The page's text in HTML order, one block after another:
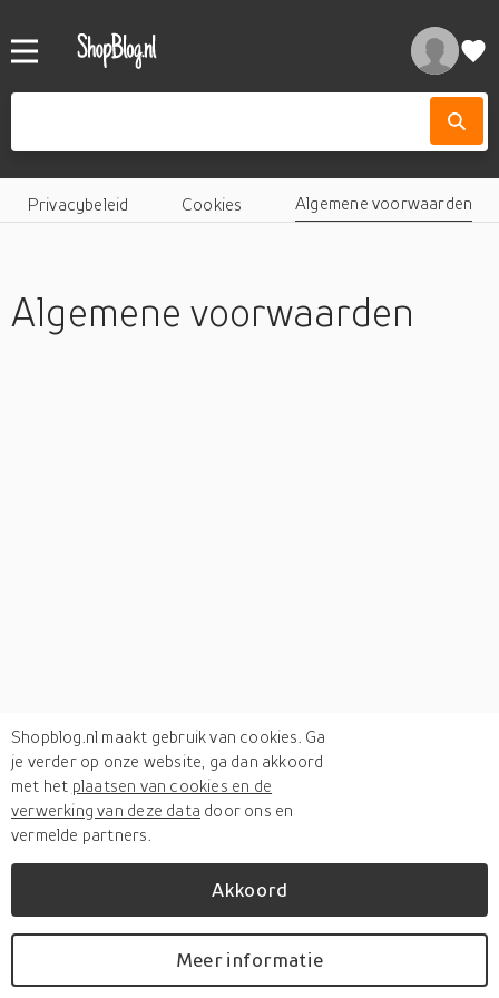
Privacybeleid Cookies Algemene voorwaarden
Algemene voorwaarden
Shopblog.nl maakt gebruik van cookies. Ga
je verder op onze website, ga dan akkoord
met het plaatsen van cookies en de
verwerking van deze data door ons en
vermelde partners.
Akkoord
Meer informatie